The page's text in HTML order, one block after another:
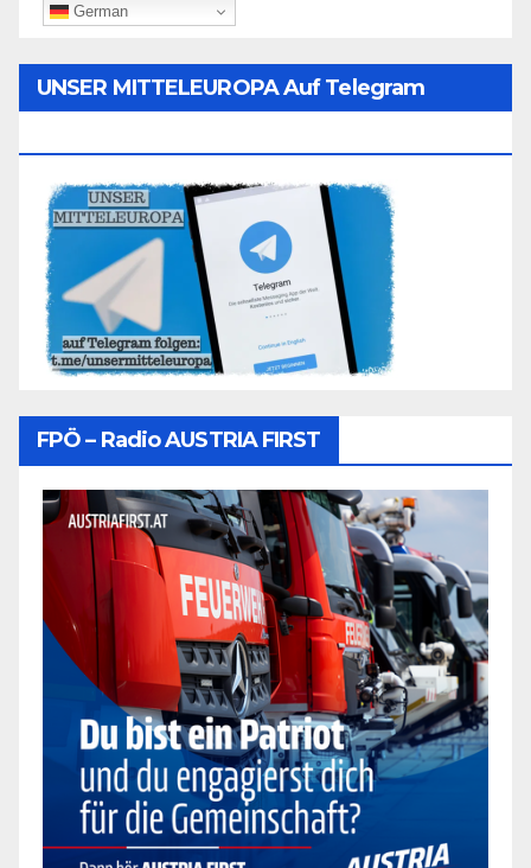
German
UNSER MITTELEUROPA Auf Telegram
FPÖ – Radio AUSTRIA FIRST